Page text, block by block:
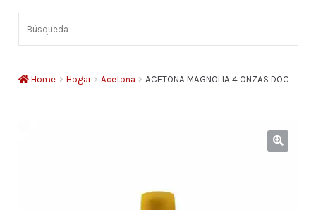
Sederia
HogarHome Hogar Acetona ACETONA MAGNOLIA 4 ONZAS DOC